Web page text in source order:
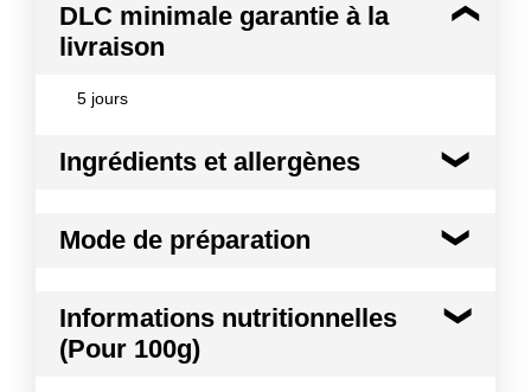
DLC minimale garantie à la
livraison
5 jours
Ingrédients et allergènes
100% porc (Origine : France ou Duo D'Albion
par le(s) fournisseur(s) de Transgourmet
Opérations
Mode de préparation
pendant 1h15-1h30 selon l'épaisseur. Le retourner
et l'arroser fréquemment durant la cuisson. Ne
Informations nutritionnelles
(Pour 100g)